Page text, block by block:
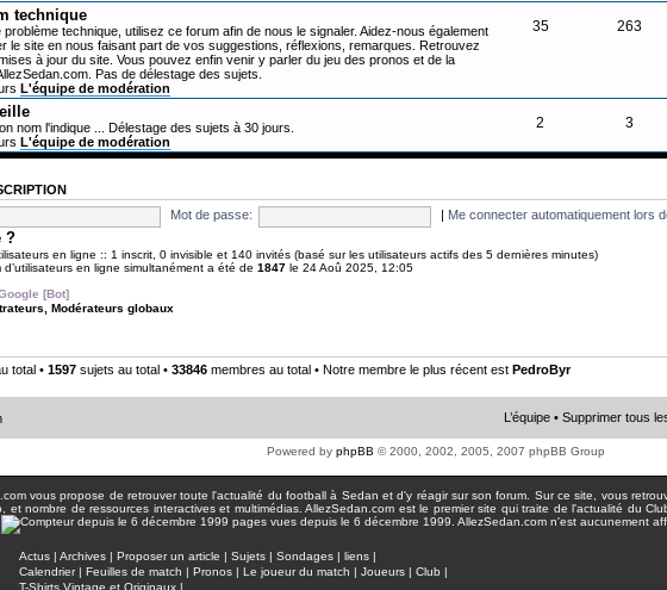
technique
problème technique, utilisez ce forum afin de nous le signaler. Aidez-nous également
le site en nous faisant part de vos suggestions, réflexions, remarques. Retrouvez
à jour du site. Vous pouvez enfin venir y parler du jeu des pronos et de la
Pas de délestage des sujets.
L'équipe de modération
35 263
nom l'indique ... Délestage des sujets à 30 jours.
L'équipe de modération
2 3
Mot de passe: Me connecter automatiquement lors
?
en ligne :: 1 inscrit, 0 invisible et 140 invités (basé sur les utilisateurs actifs des 5 dernières minutes)
d’utilisateurs en ligne simultanément a été de 1847 le 24 Aoû 2025, 12:05
[Bot]
Modérateurs globaux
total • 1597 sujets au total • 33846 membres au total • Notre membre le plus récent est PedroByr
L’équipe • Supprimer tous
Powered by phpBB © 2000, 2002, 2005, 2007 phpBB Group
vous propose de retrouver toute l'actualité du football à Sedan et d'y réagir sur son forum. Sur ce site, vous
et nombre de ressources interactives et multimédias. AllezSedan.com est le premier site qui traite de l'actualité du
pages vues depuis le 6 décembre 1999. AllezSedan.com n'est aucunement
Actus | Archives | Proposer un article | Sujets | Sondages | liens |
Calendrier| Feuilles de match | Pronos | Le joueur du match | Joueurs | Club |
T-Shirts Vintage et Originaux |